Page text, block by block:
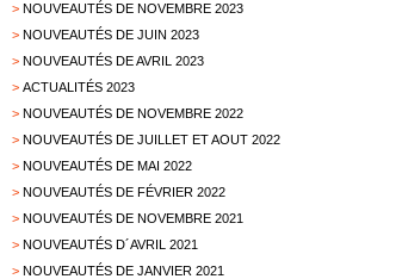
> NOUVEAUTÉS DE NOVEMBRE 2023
> NOUVEAUTÉS DE JUIN 2023
> NOUVEAUTÉS DE AVRIL 2023
> ACTUALITÉS 2023
> NOUVEAUTÉS DE NOVEMBRE 2022
> NOUVEAUTÉS DE JUILLET ET AOUT 2022
> NOUVEAUTÉS DE MAI 2022
> NOUVEAUTÉS DE FÉVRIER 2022
> NOUVEAUTÉS DE NOVEMBRE 2021
> NOUVEAUTÉS D´AVRIL 2021
> NOUVEAUTÉS DE JANVIER 2021